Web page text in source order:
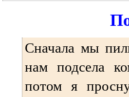
Сначала мы
нам подсела
потом я